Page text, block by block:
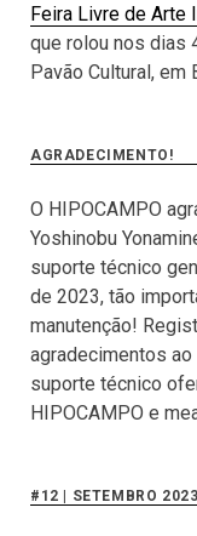
Feira Livre de Arte
que rolou nos dias
Pavão Cultural, em
AGRADECIMENTO!
O HIPOCAMPO
Yoshinobu
suporte técnico
de 2023, tão
manutenção!
agradecimentos
suporte técnico
HIPOCAMPO e
#12 | SETEMBRO 2023